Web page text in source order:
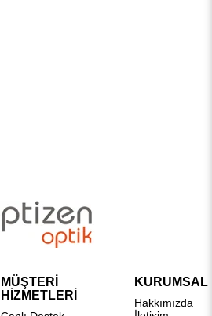
MÜŞTERİ
HİZMETLERİ
KURUMSAL
Hakkımızda